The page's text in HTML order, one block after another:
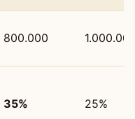
800.000
35% 25%